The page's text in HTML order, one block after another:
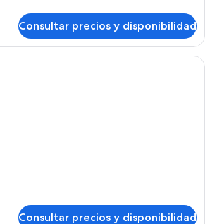
Consultar precios y disponibilidad
Una sala de estar acogedora con un
Consultar precios y disponibilidad